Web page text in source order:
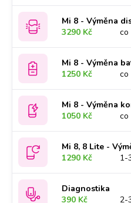
Mi 8 - Výměna
3290 Kč
co
Mi 8 - Výměna
1250 Kč
co
Mi 8 - Výměna
1050 Kč
co
Mi 8, 8 Lite -
1290 Kč
1-
Diagnostika
390 Kč
2-